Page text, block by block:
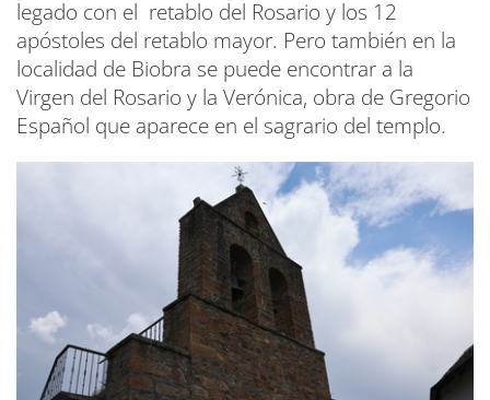
legado con el retablo del Rosario y los 12
apóstoles del retablo mayor. Pero también en la
localidad de Biobra se puede encontrar a la
Virgen del Rosario y la Verónica, obra de Gregorio
Español que aparece en el sagrario del templo.